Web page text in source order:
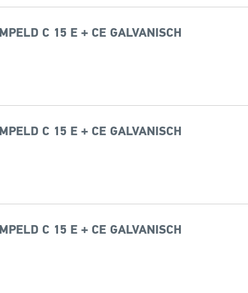
C 15 E + CE GALVANISCH
C 15 E + CE GALVANISCH
C 15 E + CE GALVANISCH